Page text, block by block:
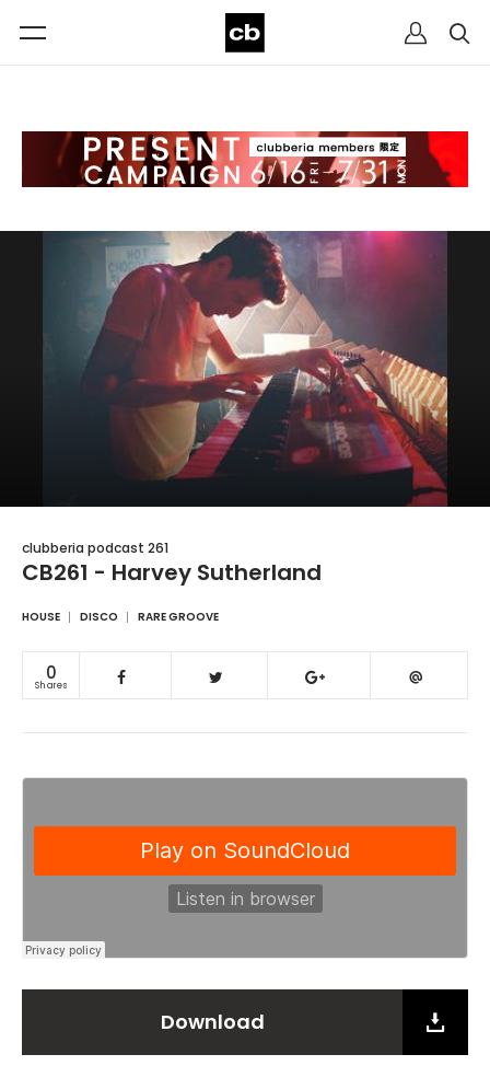
clubberia podcast 261
CB261 - Harvey Sutherland
HOUSE DISCO RARE GROOVE
0
Shares
Download